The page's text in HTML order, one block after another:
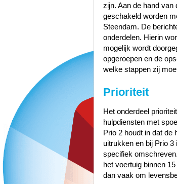
zijn. Aan de hand van
geschakeld worden
Steendam. De
onderdelen. Hierin
mogelijk wordt
opgeroepen en de
welke stappen zij
Prioriteit
Het onderdeel
hulpdiensten met
Prio 2 houdt in dat de
uitrukken en bij Prio
specifiek
het voertuig binnen
dan vaak om